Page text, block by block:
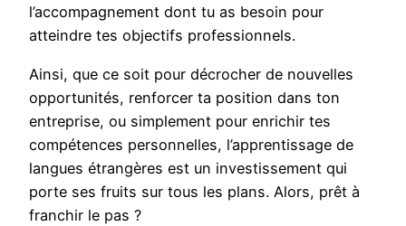
l’accompagnement dont tu as besoin pour
atteindre tes objectifs professionnels.
Ainsi, que ce soit pour décrocher de nouvelles
opportunités, renforcer ta position dans ton
entreprise, ou simplement pour enrichir tes
compétences personnelles, l’apprentissage de
langues étrangères est un investissement qui
porte ses fruits sur tous les plans. Alors, prêt à
franchir le pas ?